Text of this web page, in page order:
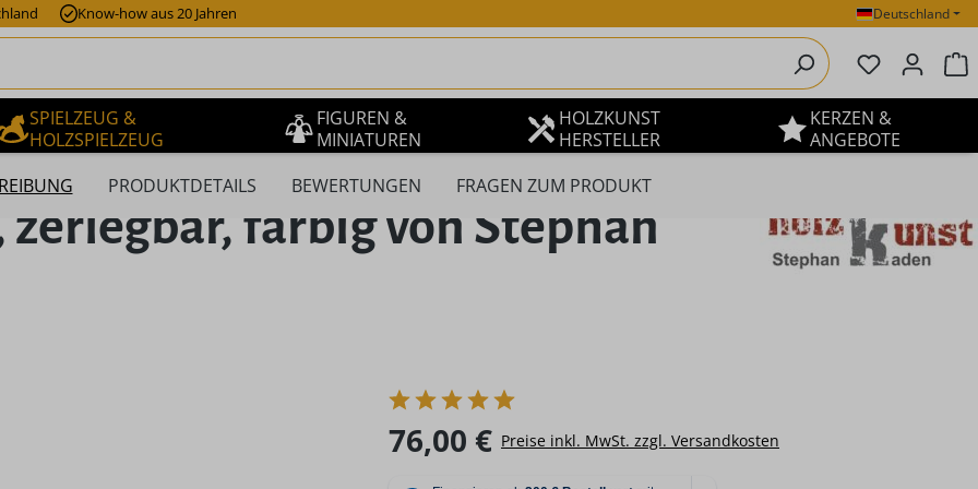
Know-how aus 20 Jahren Deutschland
Du hast 0
SPIELZEUG &
HOLZSPIELZEUG
FIGUREN &
MINIATUREN
HOLZKUNST
HERSTELLER
KERZEN &
ANGEBOTE
PRODUKTDETAILS BEWERTUNGEN FRAGEN ZUM PRODUKT
farbig von Stephan
Regulärer Preis:
76,00 € Preise inkl. MwSt. zzgl. Versandkosten